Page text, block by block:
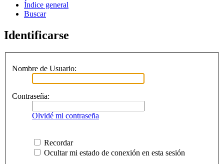
Índice general
Buscar
Identificarse
Nombre de Usuario:
Contraseña:
Olvidé mi contraseña
Recordar
Ocultar mi estado de conexión en esta sesión